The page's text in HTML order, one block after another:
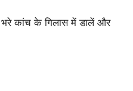
कांच के गिलास में डालें और